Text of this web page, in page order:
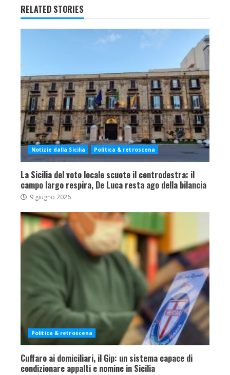
RELATED STORIES
Notizie dalla Sicilia Politica & retroscena
La Sicilia del voto locale scuote il centrodestra: il
campo largo respira, De Luca resta ago della bilancia
9 giugno 2026
Politica & retroscena
Cuffaro ai domiciliari, il Gip: un sistema capace di
condizionare appalti e nomine in Sicilia